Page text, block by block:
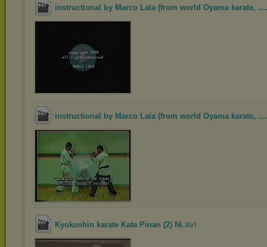
instructional by Marco Lala (from world Oyama karate, ...
instructional by Marco Lala (from world Oyama karate, ...
Kyokushin karate Kata Pinan (2) Ni.avi